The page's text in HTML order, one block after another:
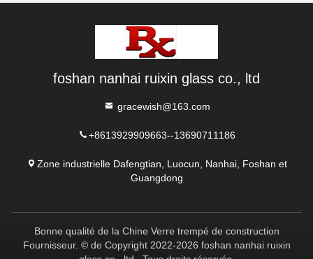
foshan nanhai ruixin glass co., ltd
gracewish@163.com
+8613929909663--13690711186
Zone industrielle Dafengtian, Luocun, Nanhai, Foshan et
Guangdong
Bonne qualité de la Chine Verre trempé de construction
Fournisseur. © de Copyright 2022-2026 foshan nanhai ruixin